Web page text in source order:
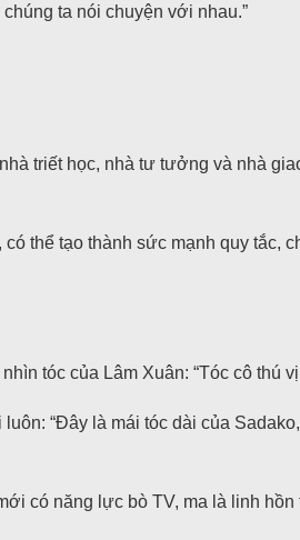
ta nói chuyện với nhau.”
triết học, nhà tư tưởng và nhà
thể tạo thành sức mạnh quy tắc,
tóc của Lâm Xuân: “Tóc cô thú
“Đây là mái tóc dài của
có năng lực bò TV, ma là linh